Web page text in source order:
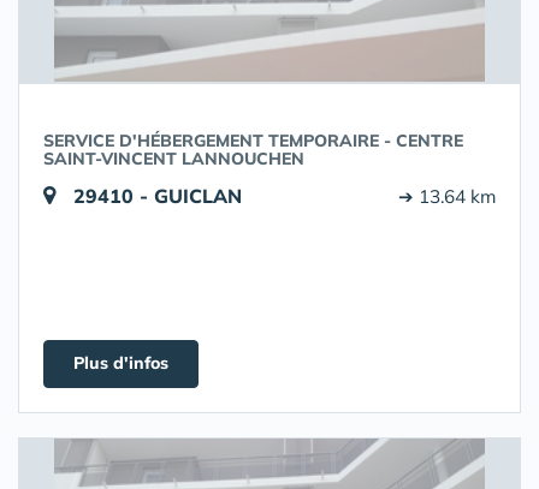
SERVICE D'HÉBERGEMENT TEMPORAIRE - CENTRE
SAINT-VINCENT LANNOUCHEN
29410 - GUICLAN ➔ 13.64 km
Plus d'infos